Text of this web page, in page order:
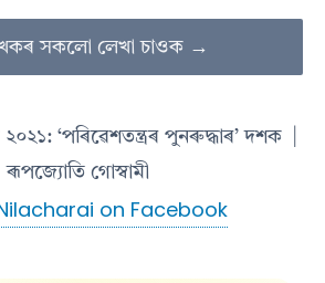
সকলো লেখা চাওক →
২০২১: ‘পৰিৱেশতন্ত্ৰৰ পুনৰুদ্ধাৰ’ দশক
ৰূপজ্যোতি গোস্বামী
on Facebook